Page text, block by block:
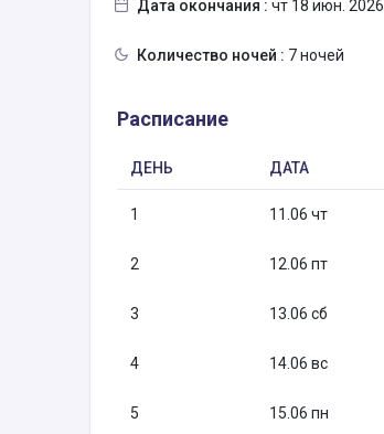
Дата окончания : чт 18 июн. 2026
Количество ночей : 7 ночей
Расписание
ДЕНЬ ДАТА
1 11.06 чт
2 12.06 пт
3 13.06 сб
4 14.06 вс
5 15.06 пн